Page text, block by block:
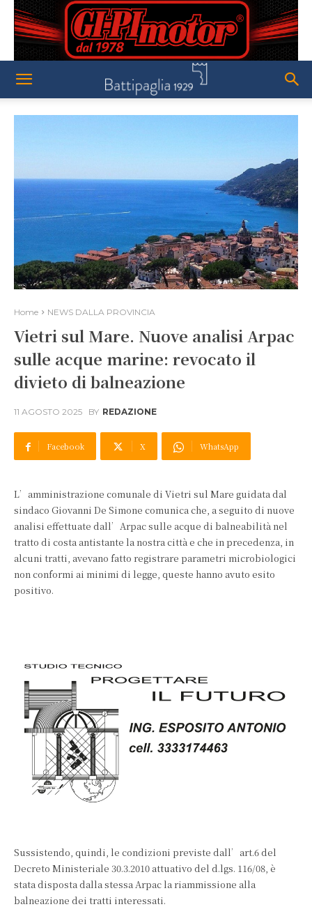
Home NEWS DALLA PROVINCIA
Vietri sul Mare. Nuove analisi Arpac
sulle acque marine: revocato il
divieto di balneazione
11 AGOSTO 2025 BY REDAZIONE
Facebook X WhatsApp
L’amministrazione comunale di Vietri sul Mare guidata dal
sindaco Giovanni De Simone comunica che, a seguito di nuove
analisi effettuate dall’Arpac sulle acque di balneabilità nel
tratto di costa antistante la nostra città e che in precedenza, in
alcuni tratti, avevano fatto registrare parametri microbiologici
non conformi ai minimi di legge, queste hanno avuto esito
positivo.
Sussistendo, quindi, le condizioni previste dall’art.6 del
Decreto Ministeriale 30.3.2010 attuativo del d.lgs. 116/08, è
stata disposta dalla stessa Arpac la riammissione alla
balneazione dei tratti interessati.